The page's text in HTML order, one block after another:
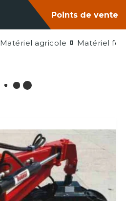
Points de vente
Matériel agricole Matériel